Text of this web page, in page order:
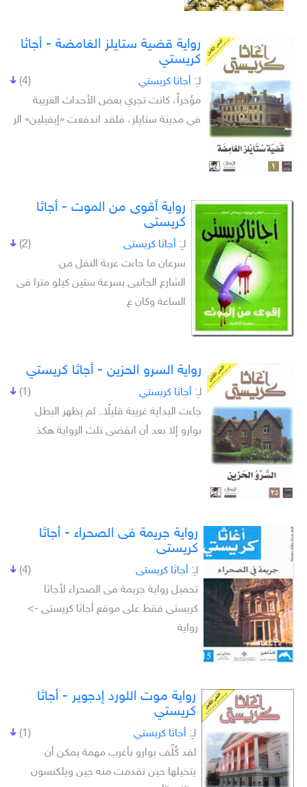
رواية قضية ستايلز الغامضة - أجاثا
كريستي
(4) لـِ: أجاثا كريستي
مؤخراً، كانت تجري بعض الأحداث الغريبة
في مدينة ستايلز، فلقد اندفعت «إيفيلين» الر
رواية أقوى من الموت - أجاثا
كريستى
(2) لـِ: أجاثا كريستى
سرعان ما جاءت عربة النقل من
الشارع الجانبى بسرعة ستين كيلو مترا فى
الساعة وكان ع
رواية السرو الحزين - أجاثا كريستي
(1) لـِ:أجاثا كريستي
جاءت البداية غريبة قليلًا.. لم يظهر البطل
بوارو إلا بعد أن انقضى ثلث الرواية هكذ
رواية جريمة فى الصحراء - أجاثا
كريستى
(4) لـِ:أجاثا كريستى
تحميل رواية جريمة فى الصحراء لأجاثا
كريستى فقط على موقع أجاثا كريستى ->
رواية
رواية موت اللورد إدجوير - أجاثا
كريستي
(1) لـِ: أجاثا كريستي
لقد كُلِّف بوارو بأغرب مهمة يمكن أن
يتخيلها حين تقدمت منه جين ويلكنسون